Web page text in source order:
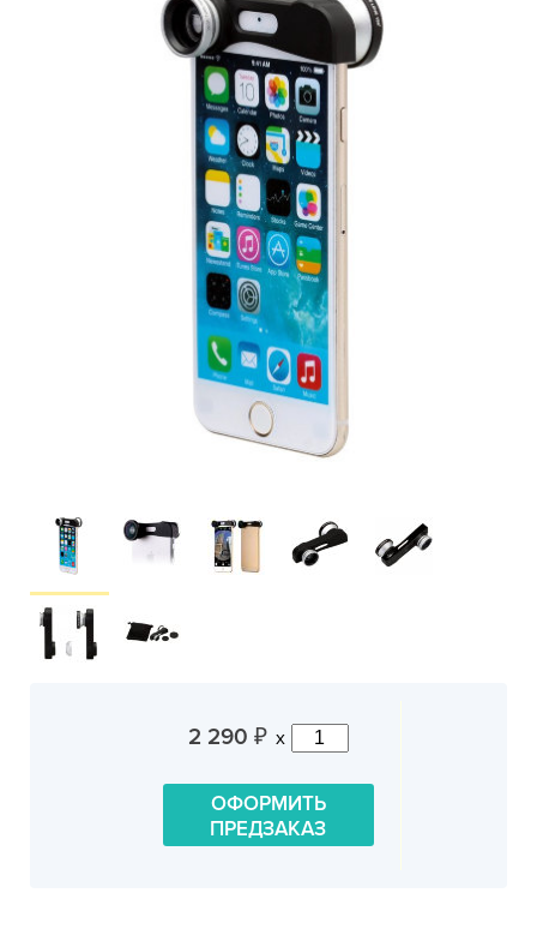
2 290 ₽ x
ОФОРМИТЬ
ПРЕДЗАКАЗ